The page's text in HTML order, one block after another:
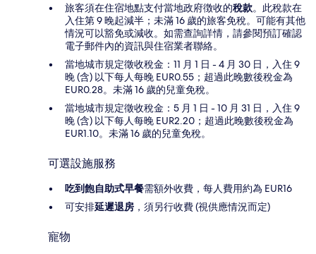
旅客須在住宿地點支付當地政府徴收的稅款。此稅款在
入住第 9 晚起減半；未滿 16 歲的旅客免稅。可能有其他
情況可以豁免或減收。如需查詢詳情，請參閱預訂確認
電子郵件內的資訊與住宿業者聯絡。
當地城市規定徵收稅金：11 月 1 日 - 4 月 30 日，入住 9
晚 (含) 以下每人每晚 EUR0.55；超過此晚數後稅金為
EUR0.28。未滿 16 歲的兒童免稅。
當地城市規定徵收稅金：5 月 1 日 - 10 月 31 日，入住 9
晚 (含) 以下每人每晚 EUR2.20；超過此晚數後稅金為
EUR1.10。未滿 16 歲的兒童免稅。
可選設施服務
吃到飽自助式早餐需額外收費，每人費用約為 EUR16
可安排延遲退房 ，須另行收費 (視供應情況而定)
寵物